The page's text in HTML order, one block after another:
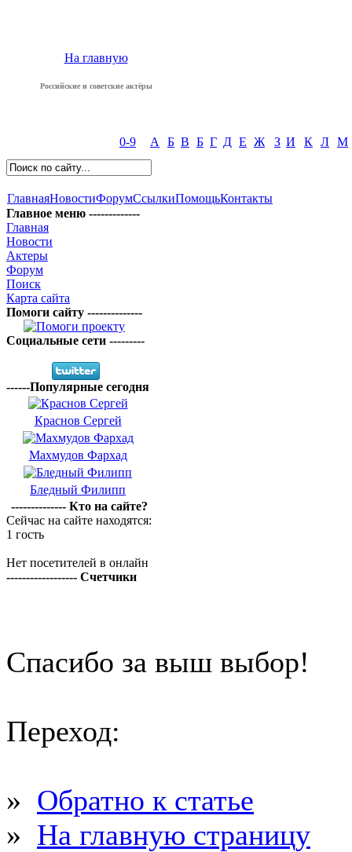
На главную
Российские и советские актёры
0-9 А Б В Б Г Д Е Ж З И К Л М
ГлавнаяНовостиФорумСсылкиПомощьКонтакты
Главное меню -------------
Главная
Новости
Актеры
Форум
Поиск
Карта сайта
Помоги сайту --------------
Социальные сети ---------
------Популярные сегодня
Краснов Сергей
Махмудов Фархад
Бледный Филипп
-------------- Кто на сайте?
Сейчас на сайте находятся:
1 гость
Нет посетителей в онлайн
------------------ Счетчики
Спасибо за выш выбор!
Переход:
» Обратно к статье
» На главную страницу